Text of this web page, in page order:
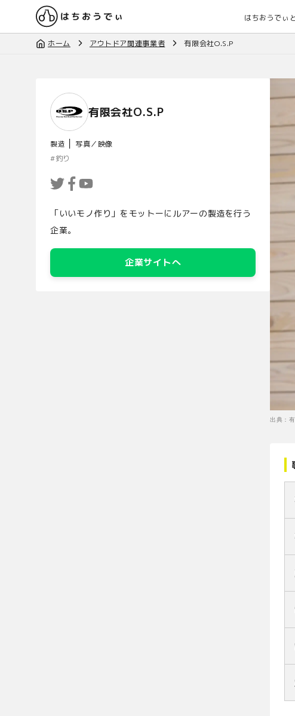
はちおうでぃ
ホーム
アウトドア関連事業者 有限会社O.S.P
有限会社O.S.P
製造 ｜ 写真／映像
#釣り
「いいモノ作り」をモットーにルアーの製造を行う
企業。
企業サイトへ
出典：